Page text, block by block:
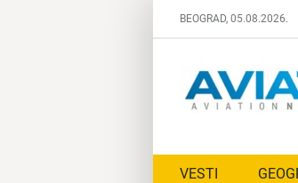
BEOGRAD, 05.08.2026.
VESTI